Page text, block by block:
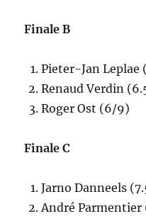
Finale B
Pieter-Jan Leplae
Renaud Verdin
Roger Ost (6/9)
Finale C
Jarno Danneels
André Parmentier